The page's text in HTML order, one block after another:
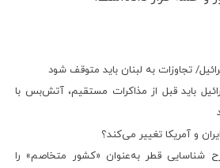
تجاوزات به لبنان باید متوقف شود
باید قبل از مذاکرات مستقیم، آتش‌بس با
و آمریکا تغییر می‌کند؟
شناسایی قطر به‌عنوان «کشور متخاصم» را